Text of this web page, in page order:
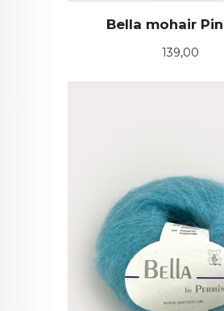
Bella mohair
Pris
139,00